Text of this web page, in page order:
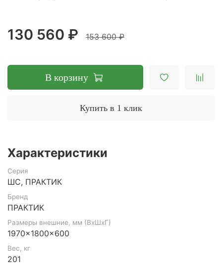
130 560 ₽ 153 600 ₽
В корзину
Купить в 1 клик
Характеристики
Серия
ШС, ПРАКТИК
Бренд
ПРАКТИК
Размеры внешние, мм (ВхШхГ)
1970x1800x600
Вес, кг
201